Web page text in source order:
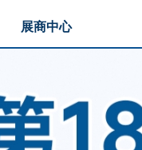
展商中心